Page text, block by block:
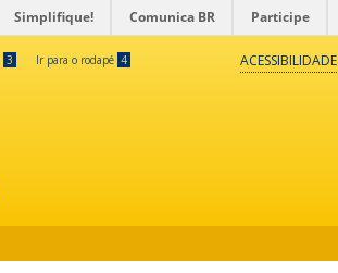
Simplifique! Comunica BR Participe
3 Ir para o rodapé 4 ACESSIBILIDADE